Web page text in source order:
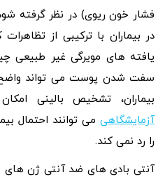
فشار خون ریوی) در نظر گرفته
در بیماران با ترکیبی از
یافته های مویرگی غیر طبیعی
سفت شدن پوست می تواند واضح
بیماران، تشخیص بالینی
آزمایشگاهی می‌ توانند احتمال
را رد نمی‌ کند.